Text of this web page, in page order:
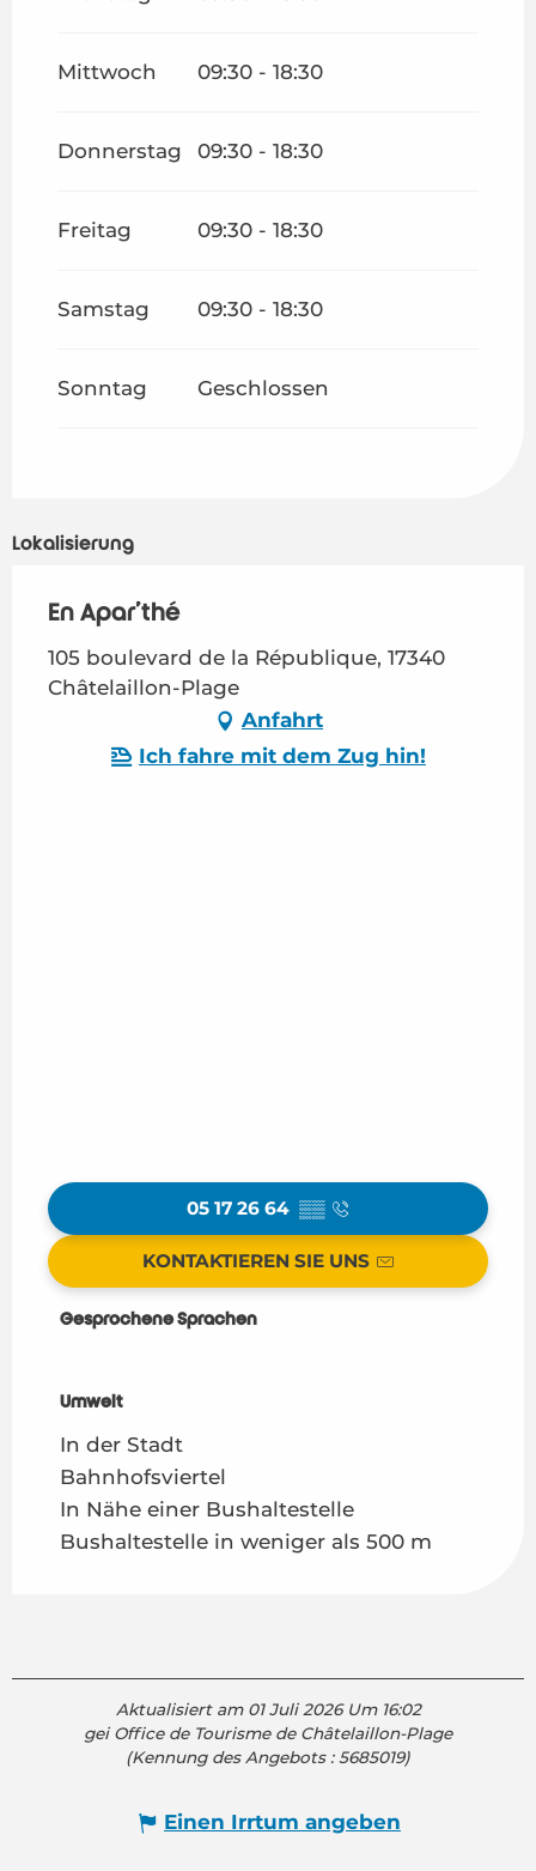
Mittwoch 09:30 - 18:30
Donnerstag 09:30 - 18:30
Freitag 09:30 - 18:30
Samstag 09:30 - 18:30
Sonntag Geschlossen
Lokalisierung
En Apar'thé
105 boulevard de la République, 17340
Châtelaillon-Plage
Anfahrt
Ich fahre mit dem Zug hin!
05 17 26 64 ▒▒
KONTAKTIEREN SIE UNS
Gesprochene Sprachen
Gesprochene Sprachen
Umwelt
Umwelt
In der Stadt
Bahnhofsviertel
In Nähe einer Bushaltestelle
Bushaltestelle in weniger als 500 m
Aktualisiert am 01 Juli 2026 Um 16:02
gei Office de Tourisme de Châtelaillon-Plage
(Kennung des Angebots :5685019)
Einen Irrtum angeben